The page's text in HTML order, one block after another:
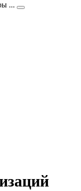
...